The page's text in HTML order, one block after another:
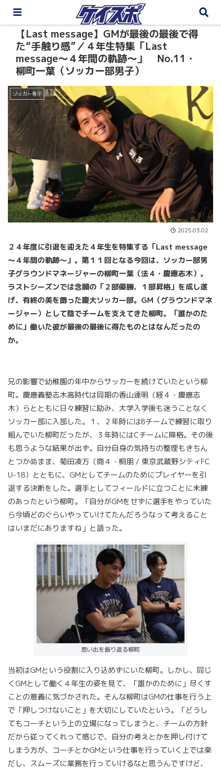
【Last message】GMが最後の最後で得
た“手触り感”／４年生特集「Last
message〜４年間の軌跡〜」 No.11・
柳町一葉（ソッカー部男子）
ソッカー男子
2025.03.02
２４年度に引退を迎えた４年生を特集する「Last message
～４年間の軌跡～」。第１１回となる今回は、ソッカー部男
子グラウンドマネージャーの柳町一葉（法４・慶應志木）。
ラストシーズンでは念願の「２部優勝、１部昇格」を成し遂
げ、有終の美を飾った慶大ソッカー部。GM（グラウンドマネ
ージャー）として陰でチームを支えてきた柳町。「誰かのた
めに」働いた彼が最後の最後に得たものとはなんだったの
か。
兄の影響で幼稚園の年中からサッカーを続けていたという柳
町。慶應義塾志木高時代は同期の香山達明（経４・慶應志
木）らとともに日々練習に励み、大学入学後も迷うことなく
ソッカー部に入部した。１、２年時にはBチームで練習に取り
組んでいた柳町だったが、３年時にはCチームに降格。その後
も思うような結果が出ず。自分自身の気持ちの整理もきちん
とつかぬまま、菊田凌万（商４・桐朋 / 東京武蔵野シティFC
U-18）とともに、GMとしてチームのためにプレイヤーを引
退する決断をした。選手としてフィールドに立つことに未練
のあったという柳町。「自分がGMをせずに選手をやっていた
ら今頃どのぐらいやっていけてたんだろうなって考えること
はいまだにありますね」と語った。
思い出を振り返る柳町
当初はGMという役割に入り込めずにいた柳町。しかし、同じ
くGMとして働く４年生の姿を見て、「誰かのために」尽くす
ことの意義に気づかされた。そんな柳町はGMの仕事を行う上
で「押しつけないこと」を大切にしていたという。「どうし
てもコーチという上の立場になってしまうと、チームの方針
だから従ってくれって感じで、自分の考えとかを押し付けて
しまう方が、コーチとかGMという仕事を行っていく上では楽
だし、スムーズに業務を行っていけるなと思うんですけど、